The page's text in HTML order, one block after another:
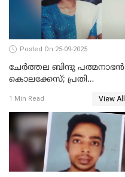
Posted On 25-09-2025
ചേർത്തല ബിന്ദു പത്മനാഭൻ
കൊലക്കേസ്; പ്രതി
1 Min Read View All